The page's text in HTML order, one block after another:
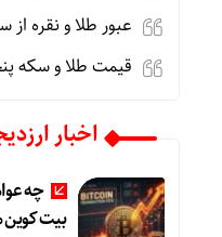
عبور طلا و نقره
قیمت طلا و سکه
اخبار
چه
بیت